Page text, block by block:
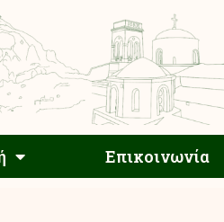
Επικοινωνία
Ζωή Επικοινωνία